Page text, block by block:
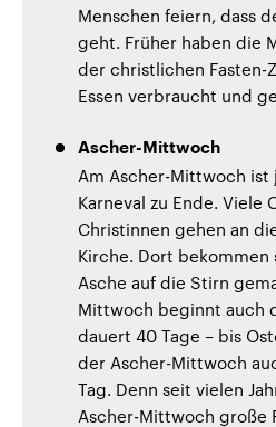
Menschen feiern, dass
geht. Früher haben die
der christlichen Fasten-
Essen verbraucht und
Ascher-Mittwoch
Am Ascher-Mittwoch ist
Karneval zu Ende. Viele
Christinnen gehen an
Kirche. Dort bekommen
Asche auf die Stirn
Mittwoch beginnt auch
dauert 40 Tage – bis
der Ascher-Mittwoch
Tag. Denn seit vielen
Ascher-Mittwoch große